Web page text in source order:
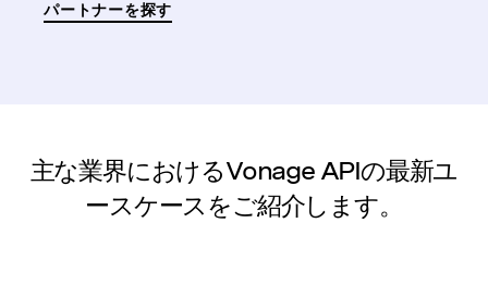
パートナーを探す
主な業界におけるVonage APIの最新ユ
ースケースをご紹介します。